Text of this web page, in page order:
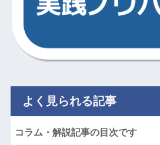
よく見られる記事
コラム・解説記事の目次です